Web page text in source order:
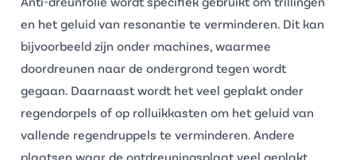
en het geluid van resonantie te verminderen. Dit kan
bijvoorbeeld zijn onder machines, waarmee
doordreunen naar de ondergrond tegen wordt
gegaan. Daarnaast wordt het veel geplakt onder
regendorpels of op rolluikkasten om het geluid van
vallende regendruppels te verminderen. Andere
plaatsen waar de ontdreuningsplaat veel geplakt